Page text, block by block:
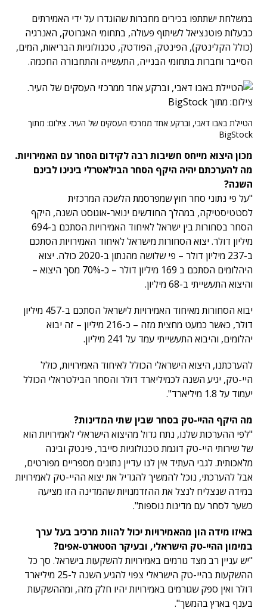
במשלחת ישתתפו בכירים מחברות שהוגדרו על ידי האמירתים
כבעלות פוטנציאל לשיתוף פעולה, בתחומי האגרוטק, האנרגיה
(כולל הקלינטק), הפינטק, הפודטק, טכנולוגיות הבריאות, המים,
הסייבר וחברות בתחומי הבנייה, התעשייה והתחבורה החכמה.
הטיילת באבו דאבי, וברקע אחד ממרכזי העסקים של העיר. צילום: מתוך
BigStock
מכון היצוא מייחס חשיבות רבה לקידום הסחר עם האמירויות.
מה להערכתם יהיה היקף הסחר הבילאטרלי בינינו לבינם
השנה?
"על פי נתוני סחר חוץ שמפרסמת הלשכה המרכזית
לסטטיסטיקה, במהלך החודשים ינואר-אוגוסט השנה, היקף
הסחר בסחורות בין ישראל לאיחוד האמירויות הסתכם ב-694
מיליון דולר. יצוא הסחורות מישראל לאיחוד האמירויות הסתכם
ב-237 מיליון דולר – פי שלושה מהנתון ב-2020 כולה. יצוא
היהלומים הסתכם ב 169 מיליון דולר – כ-70% מסך היצוא –
והיצוא התעשייתי ב-68 מיליון.
יבוא הסחורות מאיחוד האמירויות לישראל הסתכם ב-457 מיליון
דולר, כאשר כמעט מחצית מזה – כ-216 מיליון – זה יבוא
יהלומים, והיבוא התעשייתי עמד על 241 מיליון.
להערכתנו, היצוא הישראלי הכולל לאיחוד האמירויות, כולל
היי-טק, יגיע השנה לכמיליארד דולר והסחר הבילטראלי הכולל
יעמוד על 1.8 מיליארד".
מה היקף ההיי-טק בסחר שבין שתי המדינות?
"לפי ההערכות שלנו, נתח גדול מהיצוא הישראלי לאמירויות הוא
של שירותי היי-טק דוגמת טכנולוגיות סייבר, פינטק ובינה
מלאכותית. לגבי העתיד אין לנו עדיין נתונים מספריים מפורטים,
אבל להערכתי, נוכל להמשיך להגדיל את יצוא ההיי-טק לאמירויות
במידה שנצליח לנצל את ההזדמנויות שהמדינה הזו מציעה
כשער לסחר עם מדינות נוספות".
באיזו מידה הון מהאמירויות יכול להוות מרכיב בעל ערך
במימון ההיי-טק הישראלי, ובעיקר הסטארט-אפים?
"יש עניין רב מצד גורמים באמירויות להשקעות בישראל. סך כל
ההשקעות בהיי-טק הישראלי צפוי להגיע השנה ל-25 מיליארד
דולר ואין ספק שגורמים באמירויות יהיו חלק מזה, ומההשקעות
בענף בארץ בהמשך".